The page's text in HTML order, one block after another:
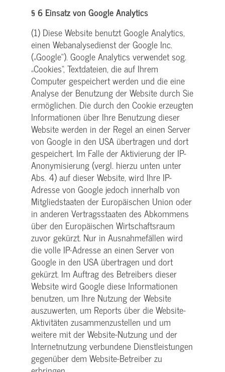
§ 6 Einsatz von Google Analytics
(1) Diese Website benutzt Google Analytics,
einen Webanalysedienst der Google Inc.
(„Google“). Google Analytics verwendet sog.
„Cookies“, Textdateien, die auf Ihrem
Computer gespeichert werden und die eine
Analyse der Benutzung der Website durch Sie
ermöglichen. Die durch den Cookie erzeugten
Informationen über Ihre Benutzung dieser
Website werden in der Regel an einen Server
von Google in den USA übertragen und dort
gespeichert. Im Falle der Aktivierung der IP-
Anonymisierung (vergl. hierzu unten unter
Abs. 4) auf dieser Website, wird Ihre IP-
Adresse von Google jedoch innerhalb von
Mitgliedstaaten der Europäischen Union oder
in anderen Vertragsstaaten des Abkommens
über den Europäischen Wirtschaftsraum
zuvor gekürzt. Nur in Ausnahmefällen wird
die volle IP-Adresse an einen Server von
Google in den USA übertragen und dort
gekürzt. Im Auftrag des Betreibers dieser
Website wird Google diese Informationen
benutzen, um Ihre Nutzung der Website
auszuwerten, um Reports über die Website-
Aktivitäten zusammenzustellen und um
weitere mit der Website-Nutzung und der
Internetnutzung verbundene Dienstleistungen
gegenüber dem Website-Betreiber zu